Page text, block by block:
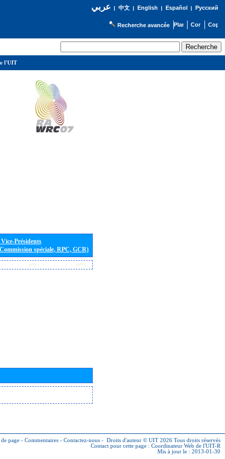
عربي| 中文| English | Español | Русский
Recherche avancée
Présidents
spéciale, RPC, GCR)
page - Commentaires - Contactez-nous - Droits d'auteur © UIT 2026 Tous droits réservés
Contact pour cette page : Coordinateur Web de l'UIT-R
Mis à jour le : 2013-01-30
l'UIT